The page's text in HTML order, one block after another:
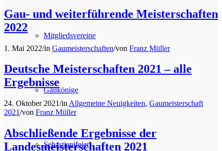
Mitgliedsvereine
Gaukönige
Sebastianifeier
Gau- und weiterführende Meisterschaften
2022
1. Mai 2022/in Gaumeisterschaften/von Franz Müller
Deutsche Meisterschaften 2021 – alle
Ergebnisse
24. Oktober 2021/in Allgemeine Neuigkeiten, Gaumeisterschaft
2021/von Franz Müller
Abschließende Ergebnisse der
Landesmeisterschaften 2021